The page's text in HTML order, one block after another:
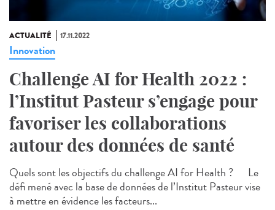
ACTUALITÉ 17.11.2022
Innovation
Challenge AI for Health 2022 :
l’Institut Pasteur s’engage pour
favoriser les collaborations
autour des données de santé
Quels sont les objectifs du challenge AI for Health ? Le
défi mené avec la base de données de l’Institut Pasteur vise
à mettre en évidence les facteurs...